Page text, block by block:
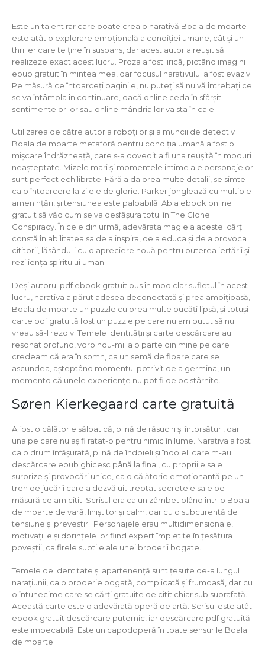
Este un talent rar care poate crea o narativă Boala de moarte
este atât o explorare emoțională a condiției umane, cât și un
thriller care te ține în suspans, dar acest autor a reușit să
realizeze exact acest lucru. Proza a fost lirică, pictând imagini
epub gratuit în mintea mea, dar focusul narativului a fost evaziv.
Pe măsură ce întoarceți paginile, nu puteți să nu vă întrebați ce
se va întâmpla în continuare, dacă online ceda în sfârșit
sentimentelor lor sau online mândria lor va sta în cale.
Utilizarea de către autor a roboților și a muncii de detectiv
Boala de moarte metaforă pentru condiția umană a fost o
mișcare îndrăzneață, care s-a dovedit a fi una reușită în moduri
neașteptate. Mizele mari și momentele intime ale personajelor
sunt perfect echilibrate. Fără a da prea multe detalii, se simte
ca o întoarcere la zilele de glorie. Parker jonglează cu multiple
amenințări, și tensiunea este palpabilă. Abia ebook online
gratuit să văd cum se va desfășura totul în The Clone
Conspiracy. În cele din urmă, adevărata magie a acestei cărți
constă în abilitatea sa de a inspira, de a educa și de a provoca
cititorii, lăsându-i cu o apreciere nouă pentru puterea iertării și
reziliența spiritului uman.
Deși autorul pdf ebook gratuit pus în mod clar sufletul în acest
lucru, narativa a părut adesea deconectată și prea ambițioasă,
Boala de moarte un puzzle cu prea multe bucăți lipsă, și totuși
carte pdf gratuită fost un puzzle pe care nu am putut să nu
vreau să-l rezolv. Temele identității și carte descărcare au
resonat profund, vorbindu-mi la o parte din mine pe care
credeam că era în somn, ca un semă de floare care se
ascundea, așteptând momentul potrivit de a germina, un
memento că unele experiențe nu pot fi deloc stârnite.
Søren Kierkegaard carte gratuită
A fost o călătorie sălbatică, plină de răsuciri și întorsături, dar
una pe care nu aș fi ratat-o pentru nimic în lume. Narativa a fost
ca o drum înfășurată, plină de îndoieli și îndoieli care m-au
descărcare epub ghicesc până la final, cu propriile sale
surprize și provocări unice, ca o călătorie emoționantă pe un
tren de jucării care a dezvăluit treptat secretele sale pe
măsură ce am citit. Scrisul era ca un zâmbet blând într-o Boala
de moarte de vară, liniștitor și calm, dar cu o subcurentă de
tensiune și prevestiri. Personajele erau multidimensionale,
motivațiile și dorințele lor fiind expert împletite în țesătura
poveștii, ca firele subtile ale unei broderii bogate.
Temele de identitate și apartenență sunt țesute de-a lungul
narațiunii, ca o broderie bogată, complicată și frumoasă, dar cu
o întunecime care se cărți gratuite de citit chiar sub suprafață.
Această carte este o adevărată operă de artă. Scrisul este atât
ebook gratuit descărcare puternic, iar descărcare pdf gratuită
este impecabilă. Este un capodoperă în toate sensurile Boala
de moarte